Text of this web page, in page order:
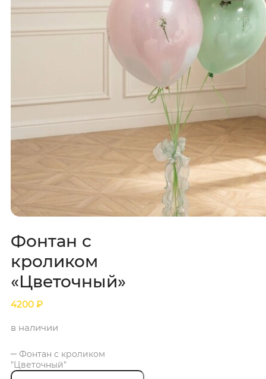
Фонтан с
кроликом
«Цветочный»
4200 ₽
в наличии
Фонтан с кроликом
"Цветочный"